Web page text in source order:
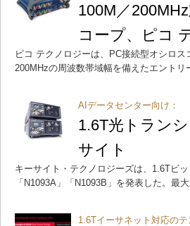
100M／
コープ、ピコ
ピコ テクノロジーは、PC接続型オシロ
200MHzの周波数帯域幅を備えたエントリ
AIデータセンター向け：
1.6T光トラン
サイト
キーサイト・テクノロジーズは、1.6Tビ
「N1093A」「N1093B」を発表した。最
1.6Tイーサネット対応のテ